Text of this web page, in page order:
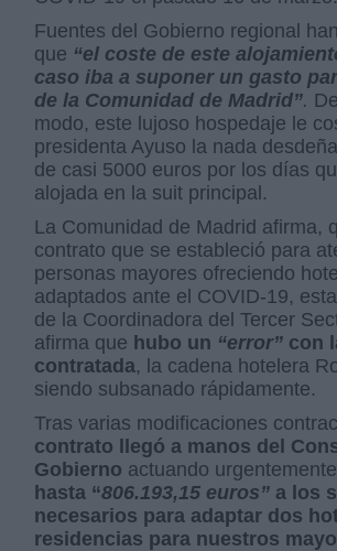
Fuentes del Gobierno regional
que “el coste de este
caso iba a suponer un gasto
de la Comunidad de Madrid”.
modo, este lujoso hospedaje le
presidenta Ayuso la nada
de casi 5000 euros por los días
alojada en la suit principal.
La Comunidad de Madrid afirma,
contrato que se estableció para
personas mayores ofreciendo
adaptados ante el COVID-19,
de la Coordinadora del Tercer
afirma que hubo un “error” con
contratada, la cadena hotelera
siendo subsanado rápidamente.
Tras varias modificaciones
contrato llegó a manos del
Gobierno actuando
hasta “806.193,15 euros” a los
necesarios para adaptar dos
residencias para nuestros